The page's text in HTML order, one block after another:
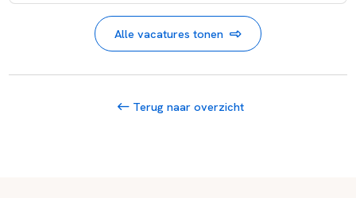
Alle vacatures tonen
Terug naar overzicht